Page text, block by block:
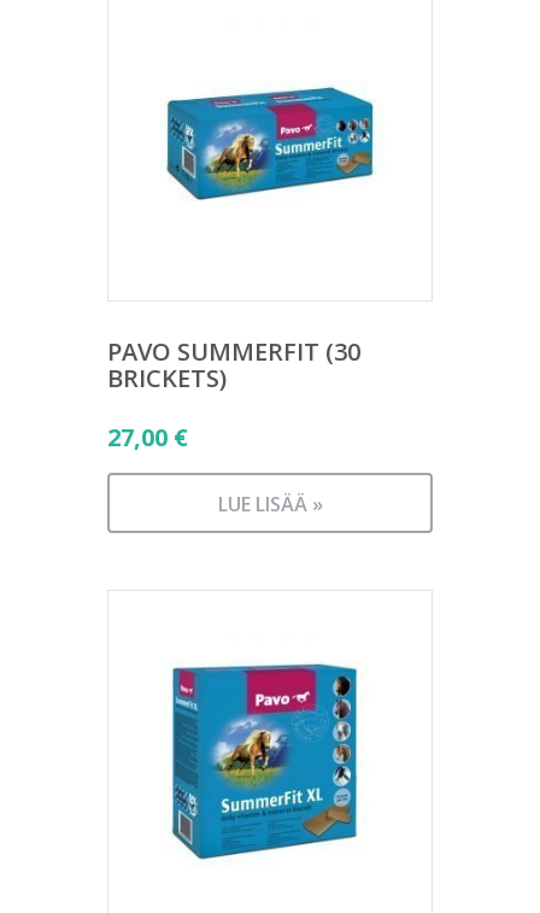
PAVO SUMMERFIT (30
BRICKETS)
27,00 €
LUE LISÄÄ »